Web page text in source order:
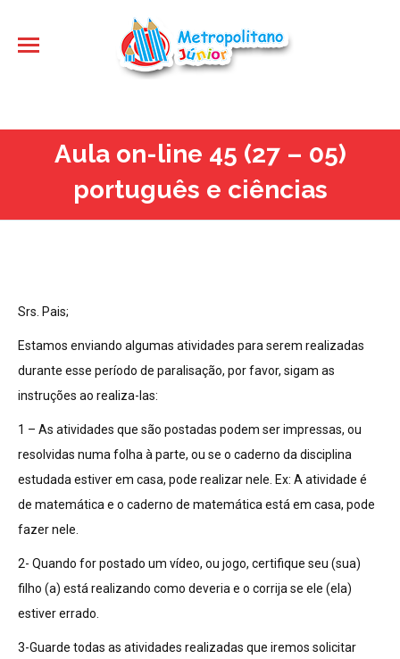
Aula on-line 45 (27 – 05)
português e ciências
Srs. Pais;
Estamos enviando algumas atividades para serem realizadas
durante esse período de paralisação, por favor, sigam as
instruções ao realiza-las:
1 – As atividades que são postadas podem ser impressas, ou
resolvidas numa folha à parte, ou se o caderno da disciplina
estudada estiver em casa, pode realizar nele. Ex: A atividade é
de matemática e o caderno de matemática está em casa, pode
fazer nele.
2- Quando for postado um vídeo, ou jogo, certifique seu (sua)
filho (a) está realizando como deveria e o corrija se ele (ela)
estiver errado.
3-Guarde todas as atividades realizadas que iremos solicitar